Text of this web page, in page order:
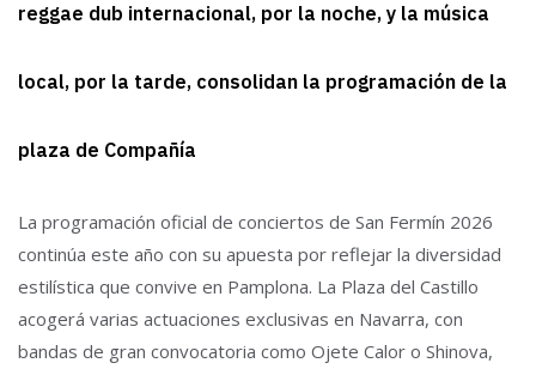
reggae dub internacional, por la noche, y la música
local, por la tarde, consolidan la programación de la
plaza de Compañía
La programación oficial de conciertos de San Fermín 2026
continúa este año con su apuesta por reflejar la diversidad
estilística que convive en Pamplona. La Plaza del Castillo
acogerá varias actuaciones exclusivas en Navarra, con
bandas de gran convocatoria como Ojete Calor o Shinova,